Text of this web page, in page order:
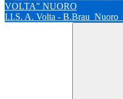
I.I.S. A. Volta - B.Brau Nuoro